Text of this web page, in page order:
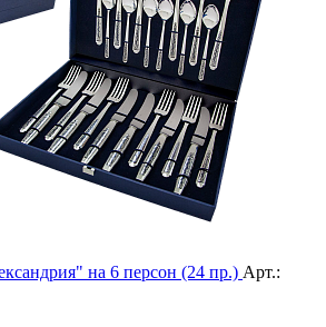
на 6 персон (24 пр.) Арт.: